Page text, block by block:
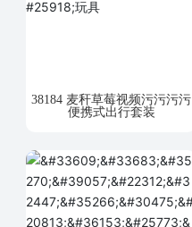
38184 麦秆草莓视频污污污污
便携式出行套装